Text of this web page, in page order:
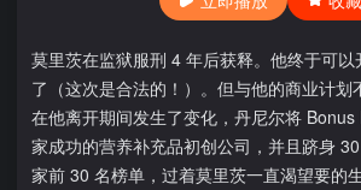
莫里茨在监狱服刑 4 年后获释。他终于可
了（这次是合法的！）。但与他的商业计划
在他离开期间发生了变化，丹尼尔将
家成功的营养补充品初创公司，并且跻身
家前 30 名榜单，过着莫里茨一直渴望要的